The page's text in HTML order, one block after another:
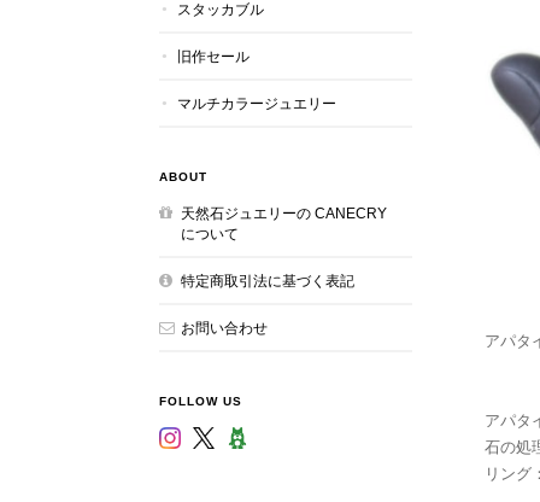
アパタ
アパタ
石の処
リング
スタッカブル
旧作セール
マルチカラージュエリー
ABOUT
天然石ジュエリーの CANECRY
について
特定商取引法に基づく表記
お問い合わせ
FOLLOW US